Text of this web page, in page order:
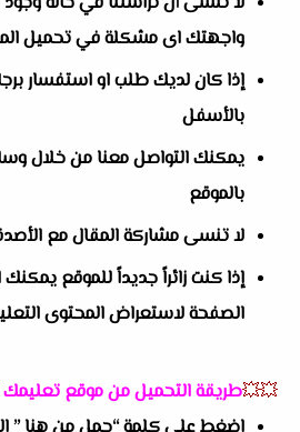
واجهتك اى مشكلة في تحميل
إذا كان لديك طلب او استفسار
بالأسفل
يمكنك التواصل معنا من خلال
بالموقع
لا تنسى مشاركة المقال مع
إذا كنت زائراً جديداً للموقع
الصفحة لاستعراض المحتوى
💥💥طريقة التحميل من موقع تعليمك